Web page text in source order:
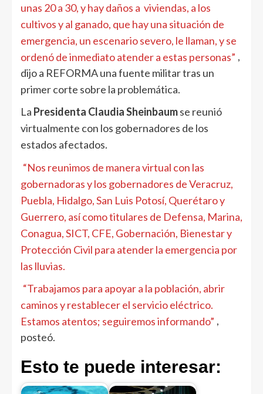
unas 20 a 30, y hay daños a viviendas, a los
cultivos y al ganado, que hay una situación de
emergencia, un escenario severo, le llaman, y se
ordenó de inmediato atender a estas personas” ,
dijo a REFORMA una fuente militar tras un
primer corte sobre la problemática.
La Presidenta Claudia Sheinbaumse reunió
virtualmente con los gobernadores de los
estados afectados.
“Nos reunimos de manera virtual con las
gobernadoras y los gobernadores de Veracruz,
Puebla, Hidalgo, San Luis Potosí, Querétaro y
Guerrero, así como titulares de Defensa, Marina,
Conagua, SICT, CFE, Gobernación, Bienestar y
Protección Civil para atender la emergencia por
las lluvias.
“Trabajamos para apoyar a la población, abrir
caminos y restablecer el servicio eléctrico.
Estamos atentos; seguiremos informando” ,
posteó.
Esto te puede interesar: